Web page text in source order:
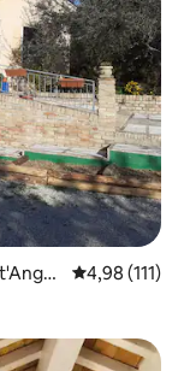
Évaluation
4,98 (111)